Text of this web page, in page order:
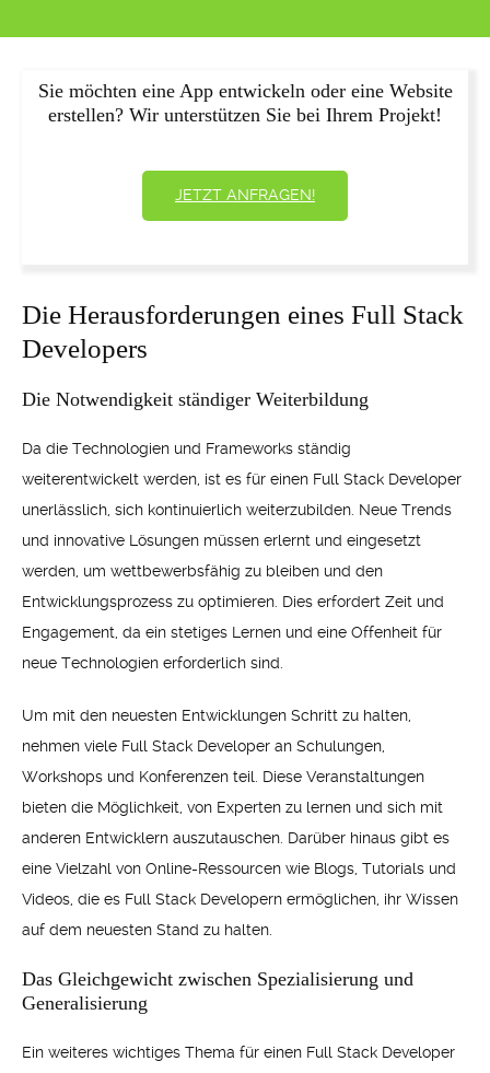
Sie möchten eine App entwickeln oder eine Website
erstellen? Wir unterstützen Sie bei Ihrem Projekt!
JETZT ANFRAGEN!
Die Herausforderungen eines Full Stack
Developers
Die Notwendigkeit ständiger Weiterbildung
Da die Technologien und Frameworks ständig
weiterentwickelt werden, ist es für einen Full Stack Developer
unerlässlich, sich kontinuierlich weiterzubilden. Neue Trends
und innovative Lösungen müssen erlernt und eingesetzt
werden, um wettbewerbsfähig zu bleiben und den
Entwicklungsprozess zu optimieren. Dies erfordert Zeit und
Engagement, da ein stetiges Lernen und eine Offenheit für
neue Technologien erforderlich sind.
Um mit den neuesten Entwicklungen Schritt zu halten,
nehmen viele Full Stack Developer an Schulungen,
Workshops und Konferenzen teil. Diese Veranstaltungen
bieten die Möglichkeit, von Experten zu lernen und sich mit
anderen Entwicklern auszutauschen. Darüber hinaus gibt es
eine Vielzahl von Online-Ressourcen wie Blogs, Tutorials und
Videos, die es Full Stack Developern ermöglichen, ihr Wissen
auf dem neuesten Stand zu halten.
Das Gleichgewicht zwischen Spezialisierung und
Generalisierung
Ein weiteres wichtiges Thema für einen Full Stack Developer